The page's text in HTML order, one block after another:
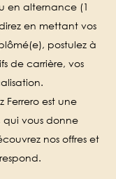
en alternance (1
en mettant vos
postulez à
de carrière, vos
est une
vous donne
nos offres et